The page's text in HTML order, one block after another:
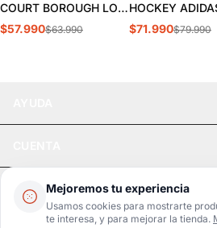
Mejoremos tu experiencia
Usamos cookies para mostrarte
te interesa, y para mejorar la tienda.
COURT BOROUGH LOW
JUVENIL | HM6293-
$57.990$63.990
HOCKEY
YOUNGSTAR
$71.990$79.990
LEGAL